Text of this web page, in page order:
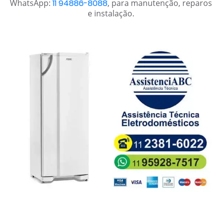
WhatsApp: 11 94886-8088, para manutenção, reparos
e instalação.